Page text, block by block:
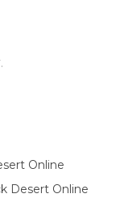
Online
Desert Online